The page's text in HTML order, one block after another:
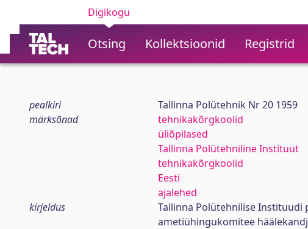
Digikogu
Otsing Kollektsioonid Registrid
pealkiri
Tallinna Polütehnik Nr 20 1959
märksõnad
tehnikakõrgkoolid
üliõpilased
Tallinna Polütehniline Instituut
tehnikakõrgkoolid
Eesti
ajalehed
kirjeldus
Tallinna Polütehnilise Instituudi
ametiühingukomitee